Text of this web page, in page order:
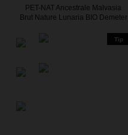
PET-NAT Ancestrale Malvasia
Brut Nature Lunaria BIO Demeter
Tip